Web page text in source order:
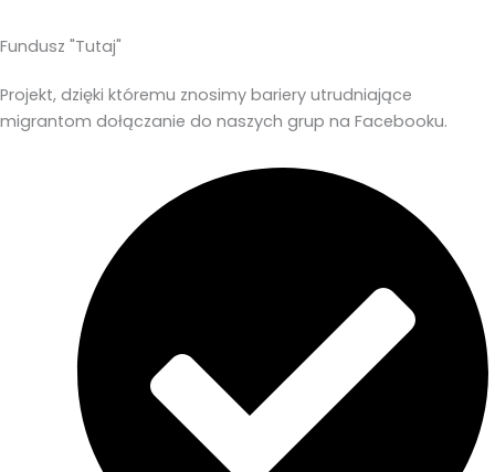
Fundusz "Tutaj"
Projekt, dzięki któremu znosimy bariery utrudniające
migrantom dołączanie do naszych grup na Facebooku.